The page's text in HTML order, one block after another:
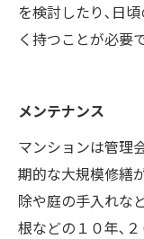
を検討したり､日
く持つことが必要
メンテナンス
マンションは管理
期的な大規模修繕
除や庭の手入れな
根などの１０年､